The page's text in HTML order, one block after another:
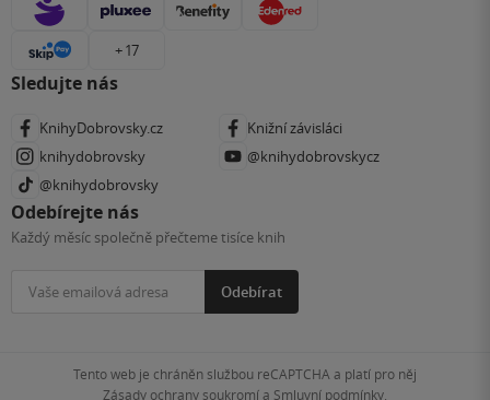
+ 17
Sledujte nás
KnihyDobrovsky.cz
Knižní závisláci
knihydobrovsky
@knihydobrovskycz
@knihydobrovsky
Odebírejte nás
Každý měsíc společně přečteme tisíce knih
Odebírat
Tento web je chráněn službou reCAPTCHA a platí pro něj
Zásady ochrany soukromía Smluvní podmínky